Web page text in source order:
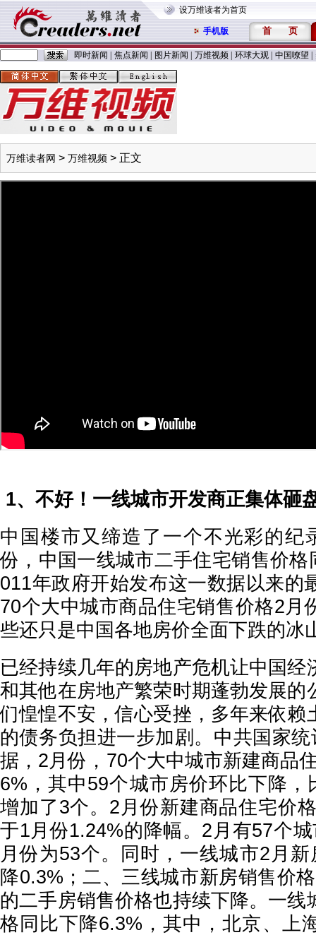
设万维读者为首页
手机版 首 页
即时新闻 焦点新闻 图片新闻 万维视频 环球大观 中国嘹望
万维读者网 > 万维视频 > 正文
1、不好！一线城市开发商正集体砸
中国楼市又缔造了一个不光彩的纪
份，中国一线城市二手住宅销售价
011年政府开始发布这一数据以来的
70个大中城市商品住宅销售价格2月
些还只是中国各地房价全面下跌的冰
已经持续几年的房地产危机让中国经
和其他在房地产繁荣时期蓬勃发展的
们惶惶不安，信心受挫，多年来依赖
的债务负担进一步加剧。中共国家
据，2月份，70个大中城市新建商品
6%，其中59个城市房价环比下降，
增加了3个。2月份新建商品住宅价
于1月份1.24%的降幅。2月有57个
月份为53个。同时，一线城市2月
降0.3%；二、三线城市新房销售价
的二手房销售价格也持续下降。一线
格同比下降6.3%，其中，北京、上